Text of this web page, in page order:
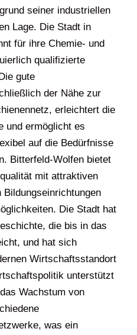
seiner industriellen
Lage. Die Stadt in
für ihre Chemie- und
qualifizierte
gute
der Nähe zur
erleichtert die
und ermöglicht es
auf die Bedürfnisse
Bitterfeld-Wolfen bietet
mit attraktiven
Bildungseinrichtungen
Die Stadt hat
die bis in das
und hat sich
Wirtschaftsstandort
unterstützt
Wachstum von
was ein